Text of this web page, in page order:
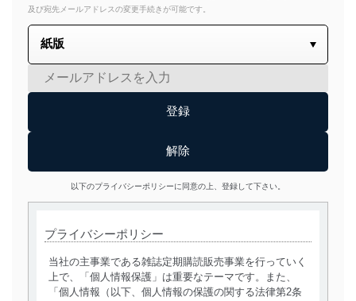
及び宛先メールアドレスの変更手続きが可能です。
以下のプライバシーポリシーに同意の上、登録して下さい。
プライバシーポリシー
当社の主事業である雑誌定期購読販売事業を行っていく
上で、「個人情報保護」は重要なテーマです。また、
「個人情報（以下、個人情報の保護の関する法律第2条